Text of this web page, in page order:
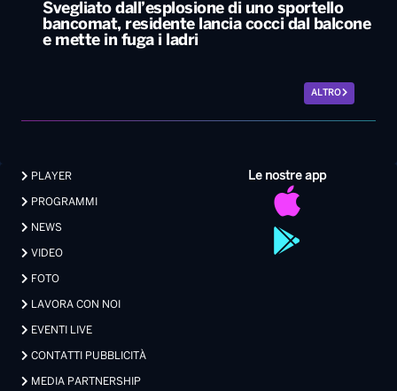
Svegliato dall’esplosione di uno sportello
bancomat, residente lancia cocci dal balcone
e mette in fuga i ladri
ALTRO
Le nostre app
PLAYER
PROGRAMMI
NEWS
VIDEO
FOTO
LAVORA CON NOI
EVENTI LIVE
CONTATTI PUBBLICITÀ
MEDIA PARTNERSHIP